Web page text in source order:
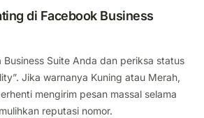
di Facebook Business
Suite Anda dan periksa status
Jika warnanya Kuning atau Merah,
mengirim pesan massal selama
reputasi nomor.